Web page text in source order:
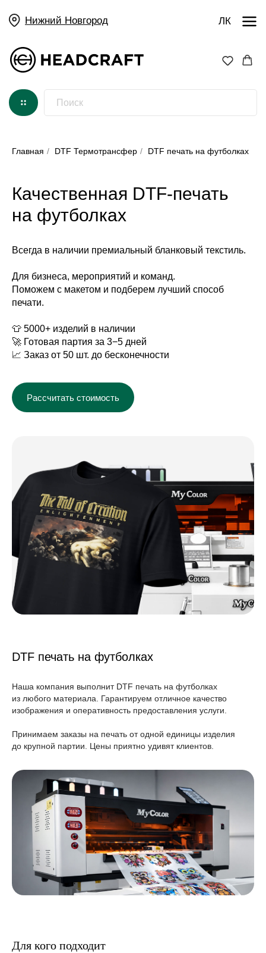
Нижний Новгород
Главная / DTF Термотрансфер / DTF печать на футболках
Качественная DTF-печать
на футболках
Всегда в наличии премиальный бланковый текстиль.
Для бизнеса, мероприятий и команд.
Поможем с макетом и подберем лучший способ
печати.
👕 5000+ изделий в наличии
🚀 Готовая партия за 3−5 дней
📈 Заказ от 50 шт. до бесконечности
Рассчитать стоимость
DTF печать на футболках
Наша компания выполнит DTF печать на футболках
из любого материала. Гарантируем отличное качество
изображения и оперативность предоставления услуги.
Принимаем заказы на печать от одной единицы изделия
до крупной партии. Цены приятно удивят клиентов.
Для кого подходит